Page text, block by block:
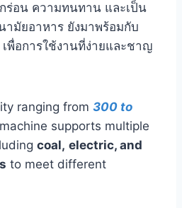
ร่อน ความทนทาน และเป็น
มัยอาหาร ยังมาพร้อมกับ
เพื่อการใช้งานที่ง่ายและชาญ
ranging from 300 to
supports multiple
coal, electric, and
to meet different